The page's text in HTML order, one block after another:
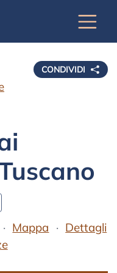
CONDIVIDI
Mappa
Dettagli